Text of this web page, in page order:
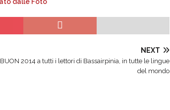
NEXT
BUON 2014 a tutti i lettori di Bassairpinia, in tutte le lingue
del mondo